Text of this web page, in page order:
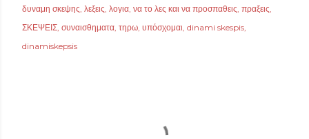
δυναμη σκεψης λεξεις λογια να το λες και να προσπαθεις πραξεις
ΣΚΕΨΕΙΣ συναισθηματα τηρω υπόσχομαι dinami skespis
dinamiskepsis